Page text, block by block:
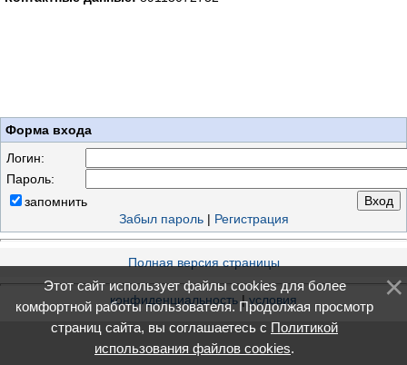
Форма входа
Логин:
Пароль:
запомнить
Забыл пароль| Регистрация
Полная версия страницы
конфиденциальность|условия
Этот сайт использует файлы cookies для более
комфортной работы пользователя. Продолжая просмотр
страниц сайта, вы соглашаетесь с Политикой
использования файлов cookies.